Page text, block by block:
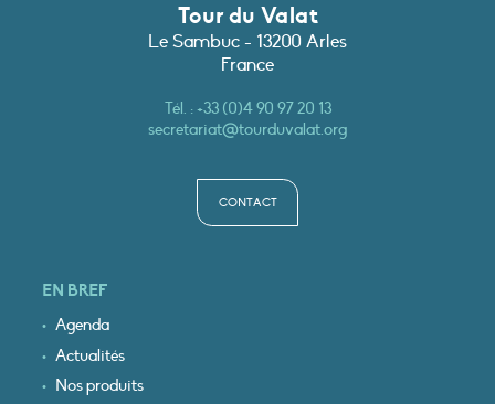
Tour du Valat
Le Sambuc - 13200 Arles
France
Tél. :+33 (0)4 90 97 20 13
secretariat@tourduvalat.org
CONTACT
EN BREF
Agenda
Actualités
Nos produits